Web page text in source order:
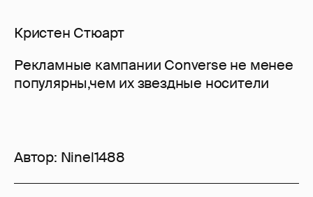
Кристен Стюарт
Рекламные кампании Converse не менее
популярны,чем их звездные носители
Автор: Ninel1488